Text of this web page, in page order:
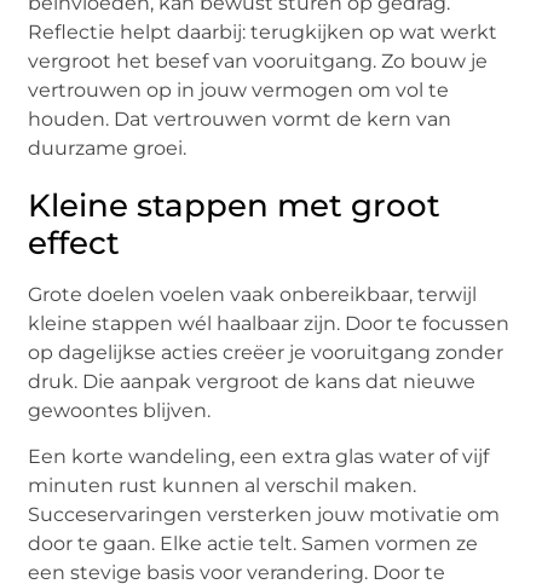
Reflectie helpt daarbij: terugkijken op wat werkt
vergroot het besef van vooruitgang. Zo bouw je
vertrouwen op in jouw vermogen om vol te
houden. Dat vertrouwen vormt de kern van
duurzame groei.
Kleine stappen met groot
effect
Grote doelen voelen vaak onbereikbaar, terwijl
kleine stappen wél haalbaar zijn. Door te focussen
op dagelijkse acties creëer je vooruitgang zonder
druk. Die aanpak vergroot de kans dat nieuwe
gewoontes blijven.
Een korte wandeling, een extra glas water of vijf
minuten rust kunnen al verschil maken.
Succeservaringen versterken jouw motivatie om
door te gaan. Elke actie telt. Samen vormen ze
een stevige basis voor verandering. Door te